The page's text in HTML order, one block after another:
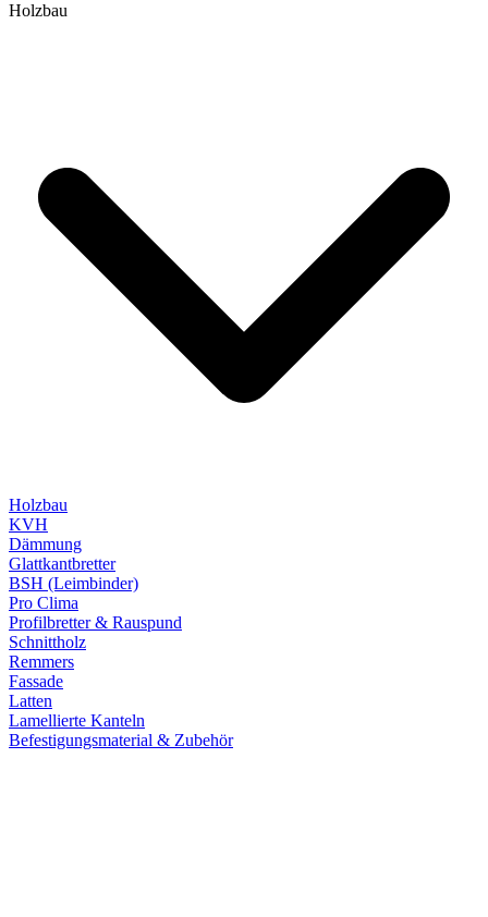
Holzbau
Holzbau
KVH
Dämmung
Glattkantbretter
BSH (Leimbinder)
Pro Clima
Profilbretter & Rauspund
Schnittholz
Remmers
Fassade
Latten
Lamellierte Kanteln
Befestigungsmaterial & Zubehör